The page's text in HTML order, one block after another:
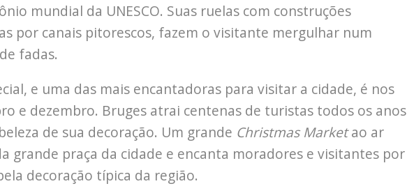
mundial da UNESCO. Suas ruelas com construções
por canais pitorescos, fazem o visitante mergulhar num
fadas.
e uma das mais encantadoras para visitar a cidade, é nos
e dezembro. Bruges atrai centenas de turistas todos os anos
de sua decoração. Um grande Christmas Marketao ar
grande praça da cidade e encanta moradores e visitantes por
decoração típica da região.